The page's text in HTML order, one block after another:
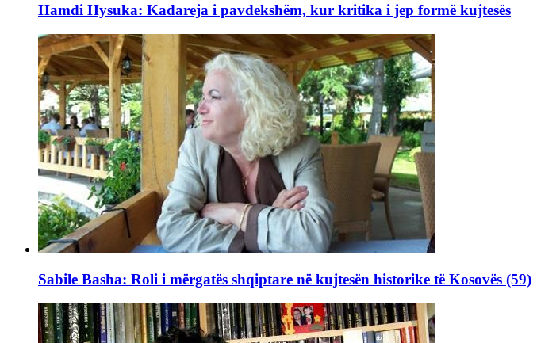
Hamdi Hysuka: Kadareja i pavdekshëm, kur kritika i jep formë kujtesës
Sabile Basha: Roli i mërgatës shqiptare në kujtesën historike të Kosovës (59)